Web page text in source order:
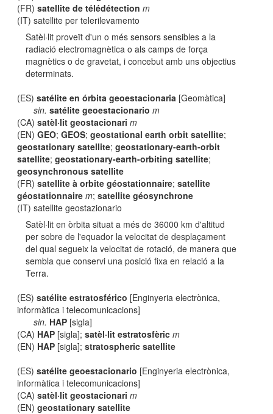
(FR)satellite de télédétection m
(IT) satellite per telerilevamento
Satèl·lit proveït d'un o més sensors sensibles a la
radiació electromagnètica o als camps de força
magnètics o de gravetat, i concebut amb uns objectius
determinats.
(ES)satélite en órbita geoestacionaria [Geomàtica]
sin. satélite geoestacionario m
(CA)satèl·lit geostacionari m
(EN)GEO;GEOS;geostational earth orbit satellite;
geostationary satellite;geostationary-earth-orbit
satellite;geostationary-earth-orbiting satellite;
geosynchronous satellite
(FR)satellite à orbite géostationnaire;satellite
géostationnaire m;satellite géosynchrone
(IT) satellite geostazionario
Satèl·lit en òrbita situat a més de 36000 km d'altitud
per sobre de l'equador la velocitat de desplaçament
del qual segueix la velocitat de rotació, de manera que
sembla que conservi una posició fixa en relació a la
Terra.
(ES)satélite estratosférico [Enginyeria electrònica,
informàtica i telecomunicacions]
sin. HAP[sigla]
(CA) HAP [sigla];satèl·lit estratosfèric m
(EN) HAP [sigla];stratospheric satellite
(ES)satélite geoestacionario [Enginyeria electrònica,
informàtica i telecomunicacions]
(CA)satèl·lit geostacionari m
(EN)geostationary satellite